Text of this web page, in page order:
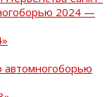
2024 —
автомногоборью